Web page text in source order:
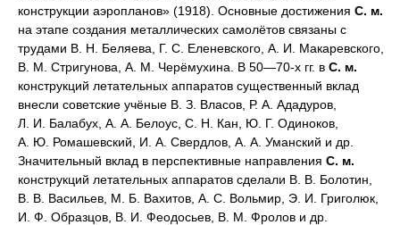
конструкции аэропланов» (1918). Основные достижения С. м.
на этапе создания металлических самолётов связаны с
трудами В. Н. Беляева, Г. С. Еленевского, А. И. Макаревского,
В. М. Стригунова, А. М. Черёмухина. В 50—70-х гг. в С. м.
конструкций летательных аппаратов существенный вклад
внесли советские учёные В. З. Власов, Р. А. Ададуров,
Л. И. Балабух, А. А. Белоус, С. Н. Кан, Ю. Г. Одиноков,
А. Ю. Ромашевский, И. А. Свердлов, А. А. Уманский и др.
Значительный вклад в перспективные направления С. м.
конструкций летательных аппаратов сделали В. В. Болотин,
В. В. Васильев, М. Б. Вахитов, А. С. Вольмир, Э. И. Григолюк,
И. Ф. Образцов, В. И. Феодосьев, В. М. Фролов и др.